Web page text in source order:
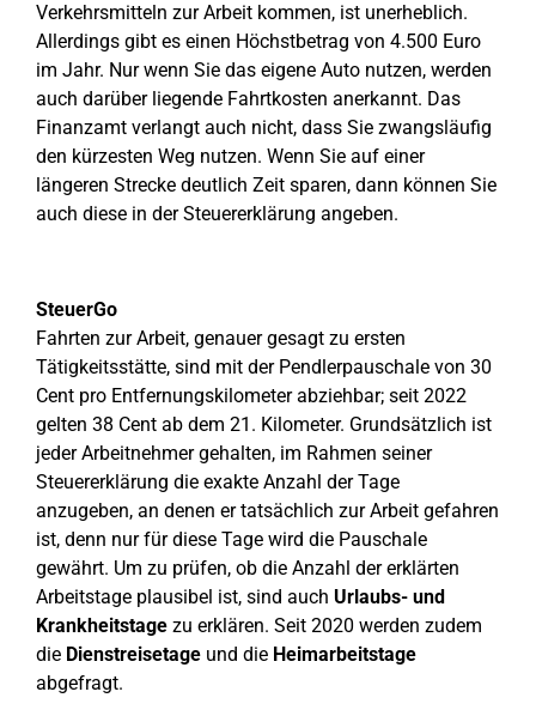
Verkehrsmitteln zur Arbeit kommen, ist unerheblich.
Allerdings gibt es einen Höchstbetrag von 4.500 Euro
im Jahr. Nur wenn Sie das eigene Auto nutzen, werden
auch darüber liegende Fahrtkosten anerkannt. Das
Finanzamt verlangt auch nicht, dass Sie zwangsläufig
den kürzesten Weg nutzen. Wenn Sie auf einer
längeren Strecke deutlich Zeit sparen, dann können Sie
auch diese in der Steuererklärung angeben.
SteuerGo
Fahrten zur Arbeit, genauer gesagt zu ersten
Tätigkeitsstätte, sind mit der Pendlerpauschale von 30
Cent pro Entfernungskilometer abziehbar; seit 2022
gelten 38 Cent ab dem 21. Kilometer. Grundsätzlich ist
jeder Arbeitnehmer gehalten, im Rahmen seiner
Steuererklärung die exakte Anzahl der Tage
anzugeben, an denen er tatsächlich zur Arbeit gefahren
ist, denn nur für diese Tage wird die Pauschale
gewährt. Um zu prüfen, ob die Anzahl der erklärten
Arbeitstage plausibel ist, sind auch Urlaubs- und
Krankheitstage zu erklären. Seit 2020 werden zudem
die Dienstreisetage und die Heimarbeitstage
abgefragt.